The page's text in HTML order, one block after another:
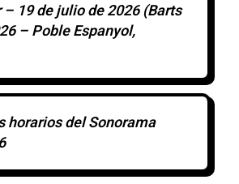
– 19 de julio de 2026 (Barts
– Poble Espanyol,
horarios del Sonorama